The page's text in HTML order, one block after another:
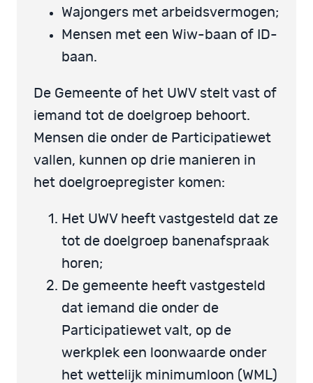
Wajongers met arbeidsvermogen;
Mensen met een Wiw-baan of ID-
baan.
De Gemeente of het UWV stelt vast of
iemand tot de doelgroep behoort.
Mensen die onder de Participatiewet
vallen, kunnen op drie manieren in
het doelgroepregister komen:
Het UWV heeft vastgesteld dat ze
tot de doelgroep banenafspraak
horen;
De gemeente heeft vastgesteld
dat iemand die onder de
Participatiewet valt, op de
werkplek een loonwaarde onder
het wettelijk minimumloon (WML)